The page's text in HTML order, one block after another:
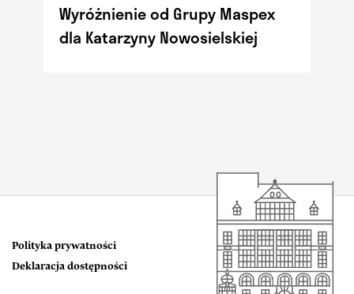
Wyróżnienie od Grupy Maspex
dla Katarzyny Nowosielskiej
Polityka prywatności
Deklaracja dostępności